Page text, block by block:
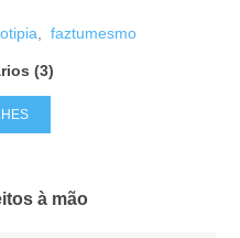
faztumesmo
(3)
à mão